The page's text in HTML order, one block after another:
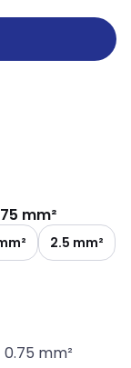
mm²
2.5 mm²
0.75 mm²